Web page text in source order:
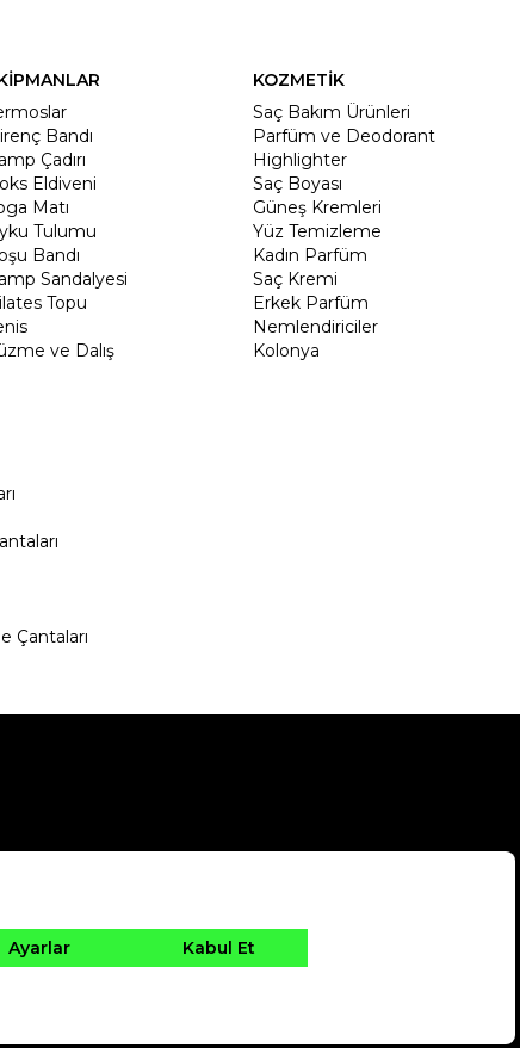
Bandı
Çadırı
Eldiveni
Matı
Tulumu
Bandı
Sandalyesi
Topu
ve Dalış
KOZMETİK
Saç Bakım Ürünleri
Parfüm ve Deodorant
Highlighter
Saç Boyası
Güneş Kremleri
Yüz Temizleme
Kadın Parfüm
Saç Kremi
Erkek Parfüm
Nemlendiriciler
Kolonya
Çantaları